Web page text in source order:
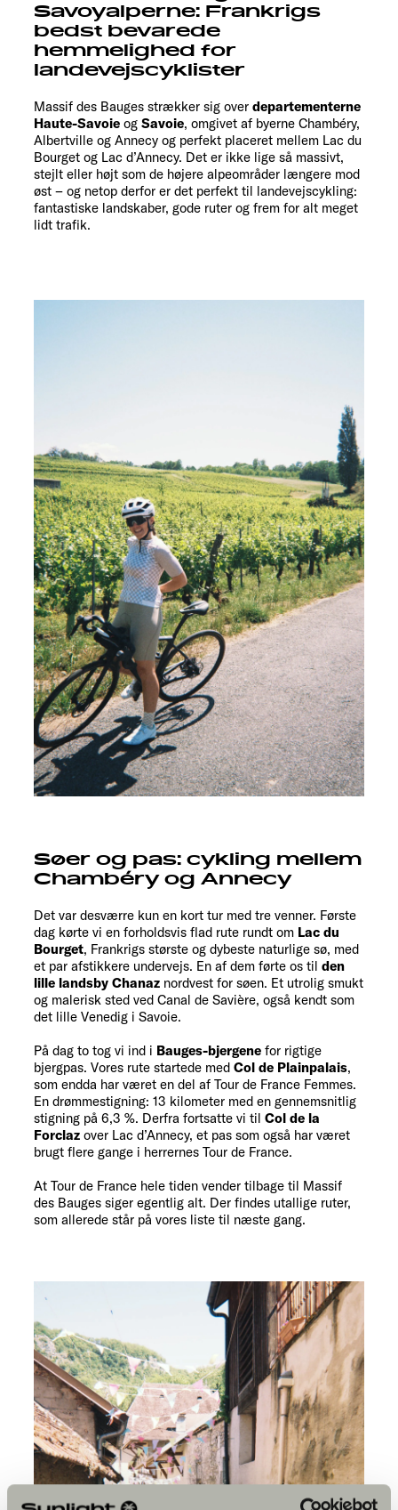
Savoyalperne: Frankrigs
bedst bevarede
hemmelighed for
landevejscyklister
Massif des Bauges strækker sig over departementerne
Haute-Savoie og Savoie, omgivet af byerne Chambéry,
Albertville og Annecy og perfekt placeret mellem Lac du
Bourget og Lac d’Annecy. Det er ikke lige så massivt,
stejlt eller højt som de højere alpeområder længere mod
øst – og netop derfor er det perfekt til landevejscykling:
fantastiske landskaber, gode ruter og frem for alt meget
lidt trafik.
Søer og pas: cykling mellem
Chambéry og Annecy
Det var desværre kun en kort tur med tre venner. Første
dag kørte vi en forholdsvis flad rute rundt om Lac du
Bourget, Frankrigs største og dybeste naturlige sø, med
et par afstikkere undervejs. En af dem førte os til den
lille landsby Chanaz nordvest for søen. Et utrolig smukt
og malerisk sted ved Canal de Savière, også kendt som
det lille Venedig i Savoie.
På dag to tog vi ind i Bauges-bjergene for rigtige
bjergpas. Vores rute startede med Col de Plainpalais,
som endda har været en del af Tour de France Femmes.
En drømmestigning: 13 kilometer med en gennemsnitlig
stigning på 6,3 %. Derfra fortsatte vi til Col de la
Forclaz over Lac d’Annecy, et pas som også har været
brugt flere gange i herrernes Tour de France.
At Tour de France hele tiden vender tilbage til Massif
des Bauges siger egentlig alt. Der findes utallige ruter,
som allerede står på vores liste til næste gang.